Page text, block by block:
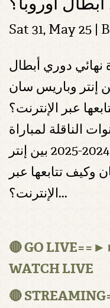
Sat 31, May 25 |
نهائي دوري أبطال
2024-2025 بين إنتر وباريس سان
عبر الإنترنت؟
الناقلة لمباراة
نهائي دوري أبطال أوروبا 2024-2025 بين إنتر
تتابعها عبر
الإنترنت؟...
🔴 GO
WATCH LIVE
🔴